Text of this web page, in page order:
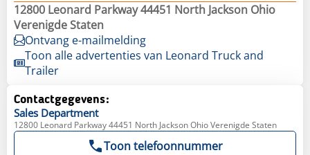
12800 Leonard Parkway 44451 North Jackson Ohio
Verenigde Staten
Ontvang e-mailmelding
Toon alle advertenties van Leonard Truck and
Trailer
Contactgegevens:
Sales Department
12800 Leonard Parkway 44451 North Jackson Ohio Verenigde Staten
Toon telefoonnummer